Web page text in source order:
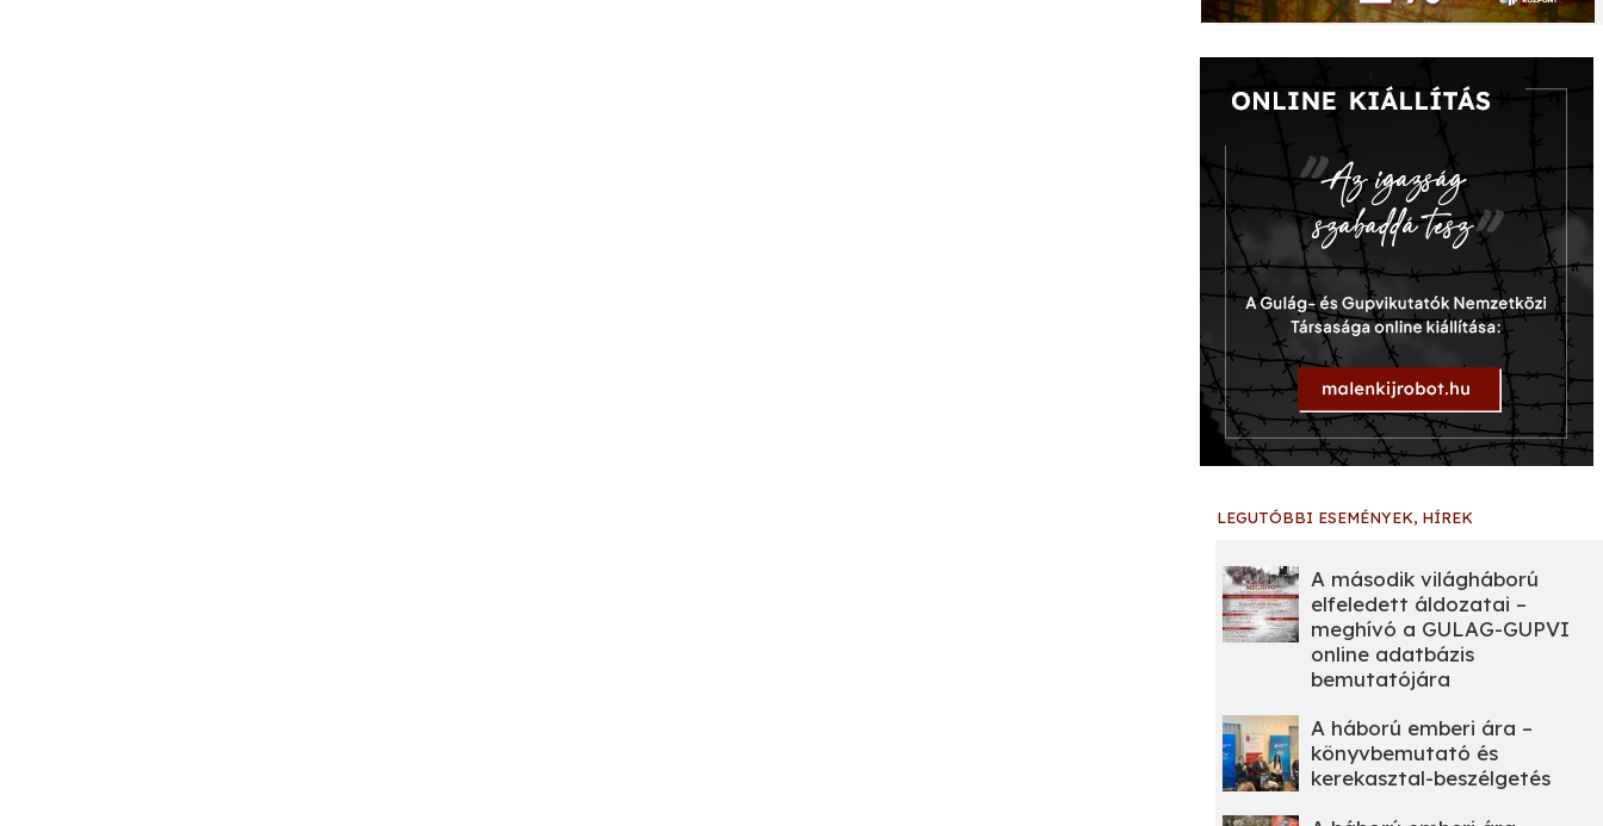
LEGUTÓBBI ESEMÉNYEK, HÍREK
A második világháború
elfeledett áldozatai –
meghívó a GULAG-GUPVI
online adatbázis
bemutatójára
A háború emberi ára –
könyvbemutató és
kerekasztal-beszélgetés